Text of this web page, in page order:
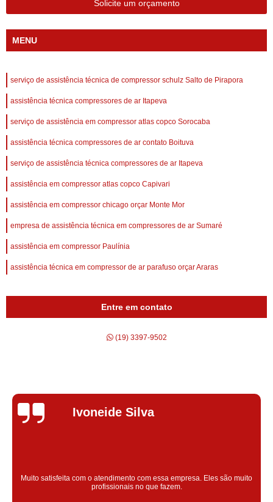
Solicite um orçamento
MENU
serviço de assistência técnica de compressor schulz Salto de Pirapora
assistência técnica compressores de ar Itapeva
serviço de assistência em compressor atlas copco Sorocaba
assistência técnica compressores de ar contato Boituva
serviço de assistência técnica compressores de ar Itapeva
assistência em compressor atlas copco Capivari
assistência em compressor chicago orçar Monte Mor
empresa de assistência técnica em compressores de ar Sumaré
assistência em compressor Paulínia
assistência técnica em compressor de ar parafuso orçar Araras
Entre em contato
(19) 3397-9502
Silvana Alves
Super satisfeita com o serviço prestado, atendimento muito bom!
colaoradores educado e transparente, destaque para o colaborador
Claudinei excelente profissional!